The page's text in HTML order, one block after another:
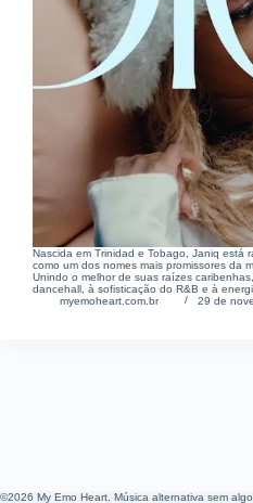
Nascida em Trinidad e Tobago, Janiq está
como um dos nomes mais promissores da
Unindo o melhor de suas raízes
dancehall, à sofisticação do R&B e à
myemoheart.com.br
29 de
©2026 My Emo Heart. Música alternativa sem